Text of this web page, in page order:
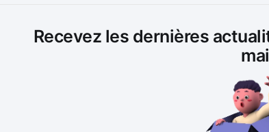
Recevez les dernières